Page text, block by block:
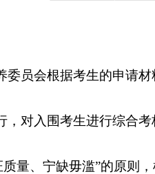
员会根据考生的申请
对入围考生进行综合
量、宁缺毋滥”的原则